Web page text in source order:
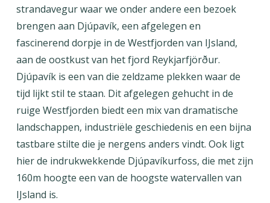
strandavegur waar we onder andere een bezoek
brengen aan Djúpavík, een afgelegen en
fascinerend dorpje in de Westfjorden van IJsland,
aan de oostkust van het fjord Reykjarfjörður.
Djúpavík is een van die zeldzame plekken waar de
tijd lijkt stil te staan. Dit afgelegen gehucht in de
ruige Westfjorden biedt een mix van dramatische
landschappen, industriële geschiedenis en een bijna
tastbare stilte die je nergens anders vindt. Ook ligt
hier de indrukwekkende Djúpavíkurfoss, die met zijn
160m hoogte een van de hoogste watervallen van
IJsland is.